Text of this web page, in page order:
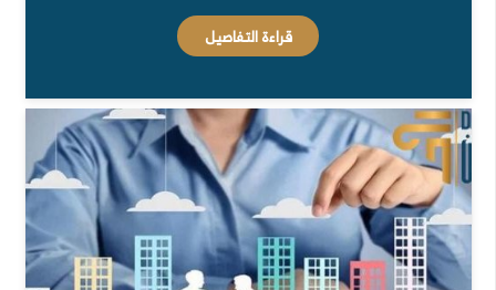
قراءة التفاصيل